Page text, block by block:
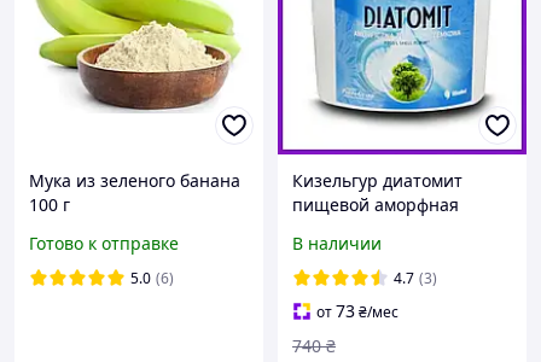
Мука из зеленого банана
100 г
Готово к отправке
5.0 (6)
Кизельгур диатомит
пищевой аморфная
1000 г Perma-Guard
В наличии
4.7 (3)
от73₴/мес
740 ₴